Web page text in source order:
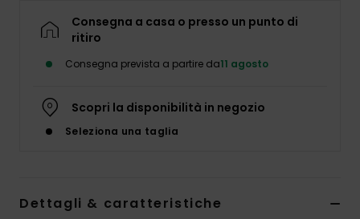
Consegna a casa o presso un punto di
ritiro
Consegna prevista a partire da11 agosto
Scopri la disponibilità in negozio
Seleziona una taglia
Dettagli & caratteristiche